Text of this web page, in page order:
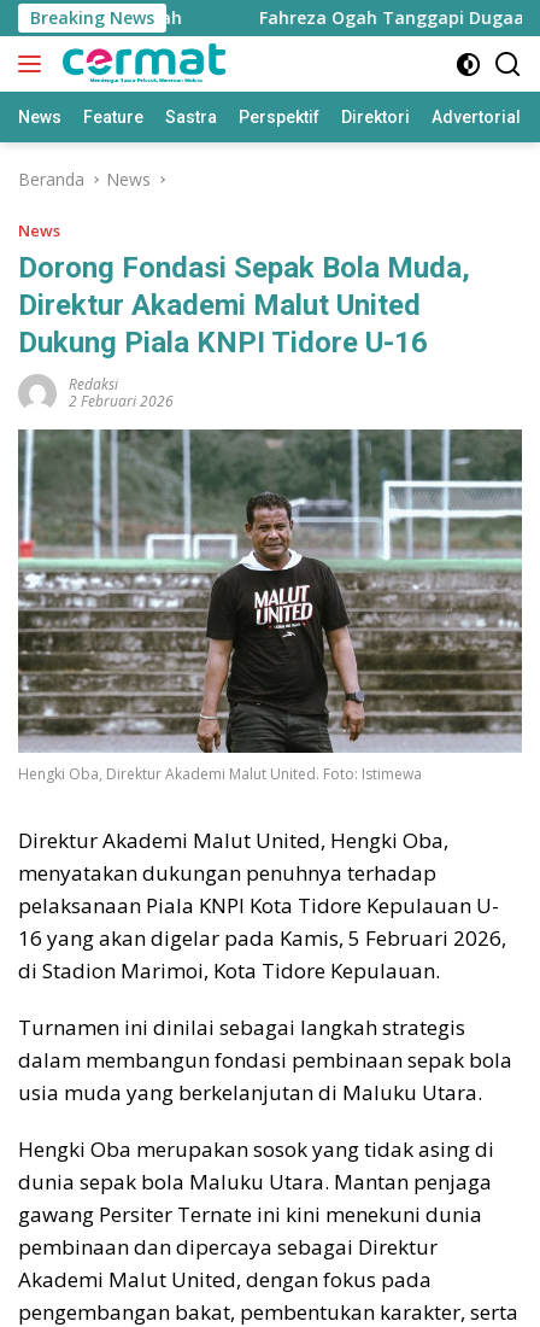
Langsung
ke
konten
Breaking News
Bertambah Fahreza Ogah Tanggapi Dugaan
News Feature Sastra Perspektif Direktori Advertorial
Beranda News
News
Dorong Fondasi Sepak Bola Muda,
Direktur Akademi Malut United
Dukung Piala KNPI Tidore U-16
Redaksi
2 Februari 2026
Hengki Oba, Direktur Akademi Malut United. Foto: Istimewa
Direktur Akademi Malut United, Hengki Oba,
menyatakan dukungan penuhnya terhadap
pelaksanaan Piala KNPI Kota Tidore Kepulauan U-
16 yang akan digelar pada Kamis, 5 Februari 2026,
di Stadion Marimoi, Kota Tidore Kepulauan.
Turnamen ini dinilai sebagai langkah strategis
dalam membangun fondasi pembinaan sepak bola
usia muda yang berkelanjutan di Maluku Utara.
Hengki Oba merupakan sosok yang tidak asing di
dunia sepak bola Maluku Utara. Mantan penjaga
gawang Persiter Ternate ini kini menekuni dunia
pembinaan dan dipercaya sebagai Direktur
Akademi Malut United, dengan fokus pada
pengembangan bakat, pembentukan karakter, serta